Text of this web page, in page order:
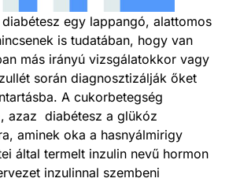
egy lappangó, alattomos
is tudatában, hogy van
más irányú vizsgálatokkor vagy
során diagnosztizálják őket
A cukorbetegség
azaz diabétesz a glükóz
aminek oka a hasnyálmirigy
által termelt inzulin nevű hormon
inzulinnal szembeni